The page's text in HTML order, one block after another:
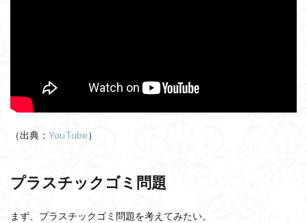
（出典： YouTube）
プラスチックゴミ問題
まず、プラスチックゴミ問題を考えてみたい。